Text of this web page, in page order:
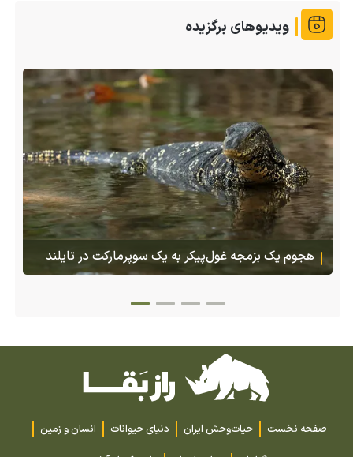
ویدیوهای برگزیده
هجوم یک بزمجه غول‌پیکر به یک سوپرمارکت در تایلند
صفحه نخست حیات‌وحش ایران دنیای حیوانات
انسان و زمین